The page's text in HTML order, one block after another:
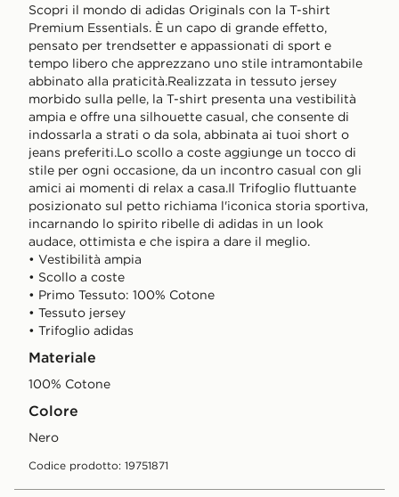
Scopri il mondo di adidas Originals con la T-shirt
Premium Essentials. È un capo di grande effetto,
pensato per trendsetter e appassionati di sport e
tempo libero che apprezzano uno stile intramontabile
abbinato alla praticità.Realizzata in tessuto jersey
morbido sulla pelle, la T-shirt presenta una vestibilità
ampia e offre una silhouette casual, che consente di
indossarla a strati o da sola, abbinata ai tuoi short o
jeans preferiti.Lo scollo a coste aggiunge un tocco di
stile per ogni occasione, da un incontro casual con gli
amici ai momenti di relax a casa.Il Trifoglio fluttuante
posizionato sul petto richiama l'iconica storia sportiva,
incarnando lo spirito ribelle di adidas in un look
audace, ottimista e che ispira a dare il meglio.
• Vestibilità ampia
• Scollo a coste
• Primo Tessuto: 100% Cotone
• Tessuto jersey
• Trifoglio adidas
Materiale
100% Cotone
Colore
nero
Codice prodotto: 19751871